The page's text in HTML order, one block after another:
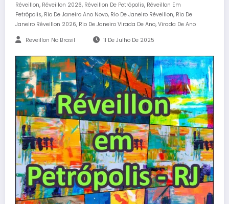
Réveillon, Réveillon 2026, Réveillon De Petrópolis, Réveillon Em
Petrópolis, Rio De Janeiro Ano Novo, Rio De Janeiro Réveillon, Rio De
Janeiro Réveillon 2026, Rio De Janeiro Virada De Ano, Virada De Ano
Reveillon No Brasil 11 De Julho De 2025